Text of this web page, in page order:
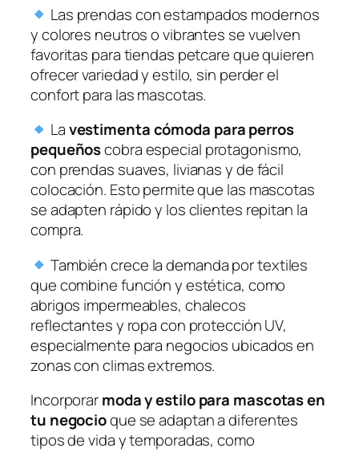
Las prendas con estampados modernos
y colores neutros o vibrantes se vuelven
favoritas para tiendas petcare que quieren
ofrecer variedad y estilo, sin perder el
confort para las mascotas.
Lavestimenta cómoda para perros
pequeñoscobra especial protagonismo,
con prendas suaves, livianas y de fácil
colocación. Esto permite que las mascotas
se adapten rápido y los clientes repitan la
compra.
También crece la demanda por textiles
que combine función y estética, como
abrigos impermeables, chalecos
reflectantes y ropa con protección UV,
especialmente para negocios ubicados en
zonas con climas extremos.
Incorporarmoda y estilo para mascotas en
tu negocioque se adaptan a diferentes
tipos de vida y temporadas, como